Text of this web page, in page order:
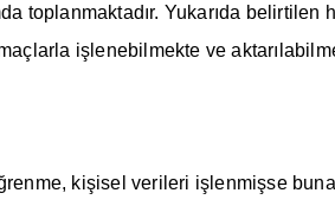
toplanmaktadır. Yukarıda
işlenebilmekte ve
kişisel verileri işlenmişse